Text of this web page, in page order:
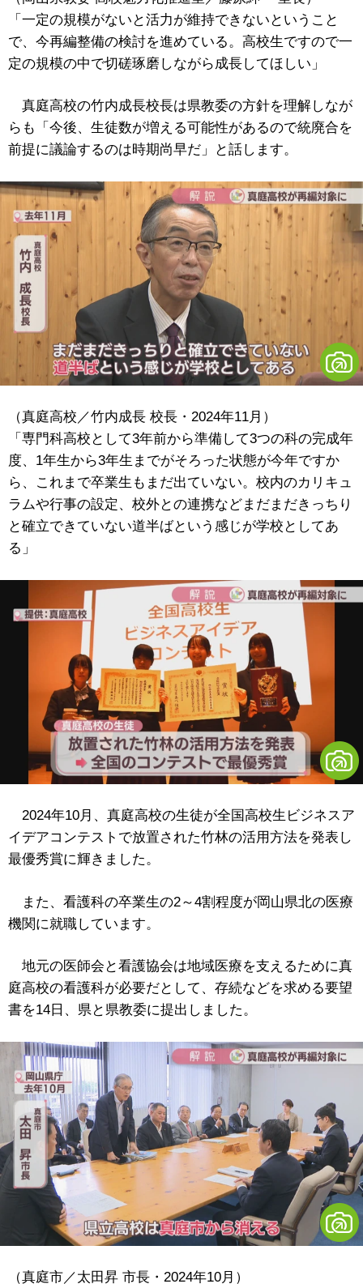
「一定の規模がないと活力が維持できないということ
で、今再編整備の検討を進めている。高校生ですので一
定の規模の中で切磋琢磨しながら成長してほしい」
真庭高校の竹内成長校長は県教委の方針を理解しなが
らも「今後、生徒数が増える可能性があるので統廃合を
前提に議論するのは時期尚早だ」と話します。
（真庭高校／竹内成長 校長・2024年11月）
「専門科高校として3年前から準備して3つの科の完成年
度、1年生から3年生までがそろった状態が今年ですか
ら、これまで卒業生もまだ出ていない。校内のカリキュ
ラムや行事の設定、校外との連携などまだまだきっちり
と確立できていない道半ばという感じが学校としてあ
る」
2024年10月、真庭高校の生徒が全国高校生ビジネスア
イデアコンテストで放置された竹林の活用方法を発表し
最優秀賞に輝きました。
また、看護科の卒業生の2～4割程度が岡山県北の医療
機関に就職しています。
地元の医師会と看護協会は地域医療を支えるために真
庭高校の看護科が必要だとして、存続などを求める要望
書を14日、県と県教委に提出しました。
（真庭市／太田昇 市長・2024年10月）